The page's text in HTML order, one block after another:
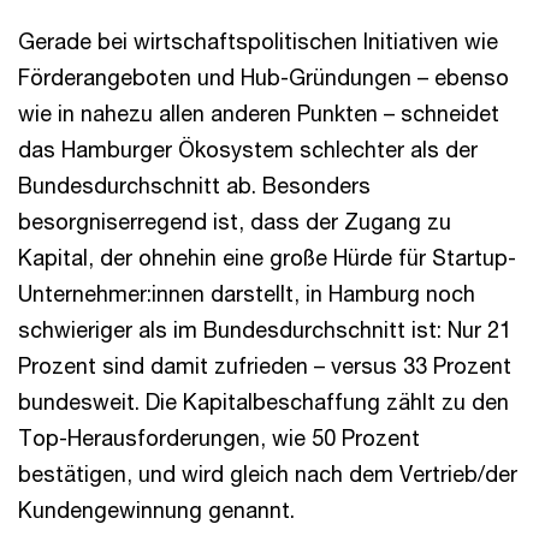
Gerade bei wirtschaftspolitischen Initiativen wie
Förderangeboten und Hub-Gründungen – ebenso
wie in nahezu allen anderen Punkten – schneidet
das Hamburger Ökosystem schlechter als der
Bundesdurchschnitt ab. Besonders
besorgniserregend ist, dass der Zugang zu
Kapital, der ohnehin eine große Hürde für Startup-
Unternehmer:innen darstellt, in Hamburg noch
schwieriger als im Bundesdurchschnitt ist: Nur 21
Prozent sind damit zufrieden – versus 33 Prozent
bundesweit. Die Kapitalbeschaffung zählt zu den
Top-Herausforderungen, wie 50 Prozent
bestätigen, und wird gleich nach dem Vertrieb/der
Kundengewinnung genannt.